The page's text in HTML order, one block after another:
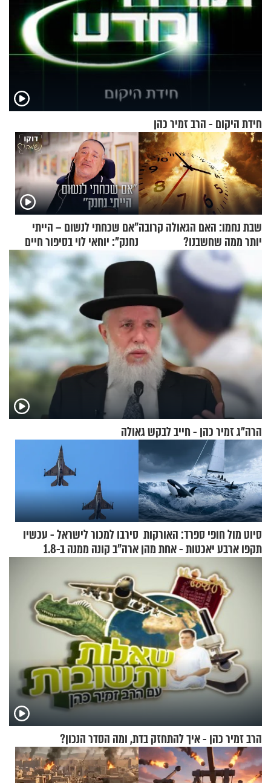
חידת היקום - הרב זמיר כהן
שבת נחמו: האם הגאולה קרובה
יותר ממה שחשבנו?
"אם שכחתי לנשום – הייתי
נחנק": יוחאי לוי בסיפור חיים
מעורר השראה
הרה"ג זמיר כהן - חייב לבקש גאולה
סיוט מול חופי ספרד: האורקות
תקפו ארבע יאכטות - אחת מהן
סירבו למכור לישראל - עכשיו
ארה"ב קונה ממנה ב-1.8
הרב זמיר כהן - איך להתחזק בדת, ומה הסדר הנכון?